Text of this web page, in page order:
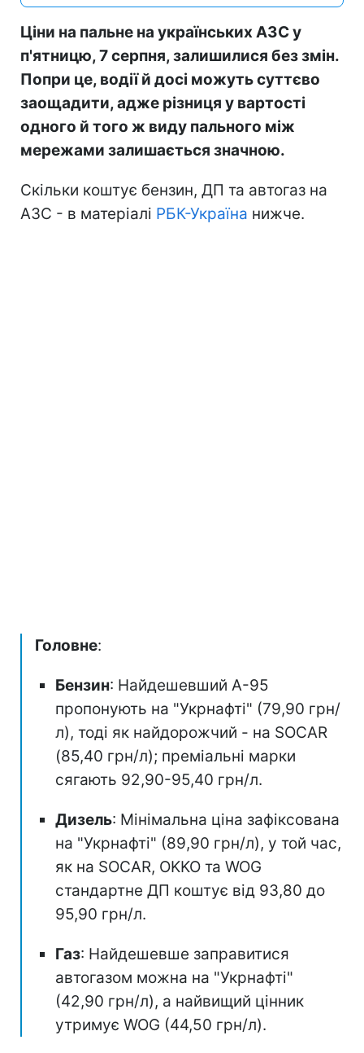
Ціни на пальне на українських АЗС у
п'ятницю, 7 серпня, залишилися без змін.
Попри це, водії й досі можуть суттєво
заощадити, адже різниця у вартості
одного й того ж виду пального між
мережами залишається значною.
Скільки коштує бензин, ДП та автогаз на
АЗС - в матеріалі РБК-Україна нижче.
Головне:
Бензин: Найдешевший А-95
пропонують на "Укрнафті" (79,90 грн/
л), тоді як найдорожчий - на SOCAR
(85,40 грн/л); преміальні марки
сягають 92,90-95,40 грн/л.
Дизель: Мінімальна ціна зафіксована
на "Укрнафті" (89,90 грн/л), у той час,
як на SOCAR, OKKO та WOG
стандартне ДП коштує від 93,80 до
95,90 грн/л.
Газ: Найдешевше заправитися
автогазом можна на "Укрнафті"
(42,90 грн/л), а найвищий цінник
утримує WOG (44,50 грн/л).